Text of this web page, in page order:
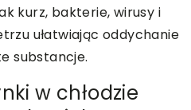
kurz, bakterie, wirusy i
ułatwiając oddychanie
substancje.
w chłodzie